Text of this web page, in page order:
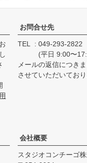
お問合せ先
TEL
049-293-2822
(平日 9:00〜
メールの返信につき
させていただいており
会社概要
スタジオコンチーゴ